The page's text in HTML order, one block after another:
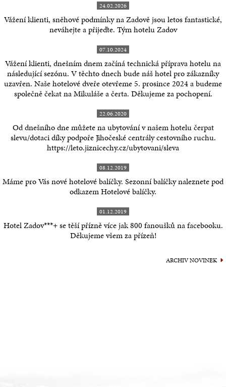
24.02.2026
Vážení klienti, sněhové podmínky na Zadově jsou letos fantastické,
neváhejte a přijeďte. Tým hotelu Zadov
07.10.2024
Vážení klienti, dnešním dnem začíná technická příprava hotelu na
následující sezónu. V těchto dnech bude náš hotel pro zákazníky
uzavřen. Naše hotelové dveře otevřeme 5. prosince 2024 a budeme
společně čekat na Mikuláše a čerta. Děkujeme za pochopení.
22.06.2020
Od dnešního dne můžete na ubytování v našem hotelu čerpat
slevu/dotaci díky podpoře Jihočeské centrály cestovního ruchu.
https://leto.jiznicechy.cz/ubytovani/sleva
08.12.2019
Máme pro Vás nové hotelové balíčky. Sezonní balíčky naleznete pod
odkazem Hotelové balíčky.
01.12.2019
Hotel Zadov***+ se těší přízně více jak 800 fanoušků na facebooku.
Děkujeme všem za přízeň!
ARCHIV NOVINEK